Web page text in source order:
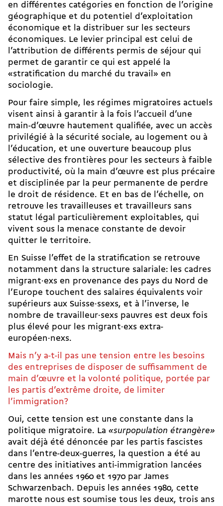
en différentes catégories en fonction de l’origine
géographique et du potentiel d’exploitation
économique et la distribuer sur les secteurs
économiques. Le levier principal est celui de
l’attribution de différents permis de séjour qui
permet de garantir ce qui est appelé la
«stratification du marché du travail» en
sociologie.
Pour faire simple, les régimes migratoires actuels
visent ainsi à garantir à la fois l’accueil d’une
main-d’œuvre hautement qualifiée, avec un accès
privilégié à la sécurité sociale, au logement ou à
l’éducation, et une ouverture beaucoup plus
sélective des frontières pour les secteurs à faible
productivité, où la main d’œuvre est plus précaire
et disciplinée par la peur permanente de perdre
le droit de résidence. Et en bas de l’échelle, on
retrouve les travailleuses et travailleurs sans
statut légal particulièrement exploitables, qui
vivent sous la menace constante de devoir
quitter le territoire.
En Suisse l’effet de la stratification se retrouve
notamment dans la structure salariale: les cadres
migrant·exs en provenance des pays du Nord de
l’Europe touchent des salaires équivalents voir
supérieurs aux Suisse·ssexs, et à l’inverse, le
nombre de travailleur·sexs pauvres est deux fois
plus élevé pour les migrant·exs extra-
européen·nexs.
Mais n’y a-t-il pas une tension entre les besoins
des entreprises de disposer de suffisamment de
main d’œuvre et la volonté politique, portée par
les partis d’extrême droite, de limiter
l’immigration?
Oui, cette tension est une constante dans la
politique migratoire. La «surpopulation étrangère»
avait déjà été dénoncée par
les partis fascistes
dans l’entre-deux-guerres, la question a été au
centre des initiatives anti-immigration lancées
dans les années 1960 et 1970 par James
Schwarzenbach. Depuis les années 1980, cette
marotte nous est soumise tous les deux, trois ans